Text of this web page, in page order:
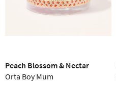
Peach Blossom & Nectar
Orta Boy Mum